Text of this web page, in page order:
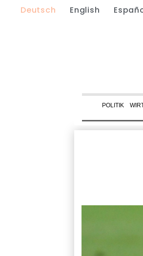
Deutsch English
POLITIK